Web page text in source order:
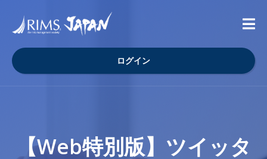
ログイン
【Web特別版】ツイッタ